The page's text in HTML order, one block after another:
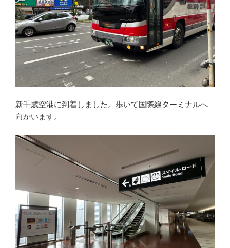
新千歳空港に到着しました。歩いて国際線ターミナルへ
向かいます。